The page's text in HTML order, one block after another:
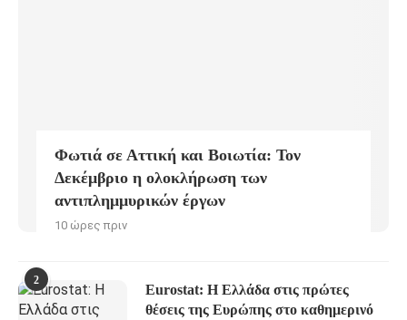
Φωτιά σε Αττική και Βοιωτία: Τον
Δεκέμβριο η ολοκλήρωση των
αντιπλημμυρικών έργων
10 ώρες πριν
2
Eurostat: Η Ελλάδα στις πρώτες
θέσεις της Ευρώπης στο καθημερινό